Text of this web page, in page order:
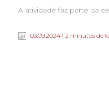
A atividade faz parte da
03.09.2024 | 2 minutos de